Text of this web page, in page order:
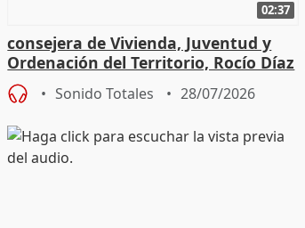
02:37
consejera de Vivienda, Juventud y
Ordenación del Territorio, Rocío Díaz
Sonido Totales 28/07/2026